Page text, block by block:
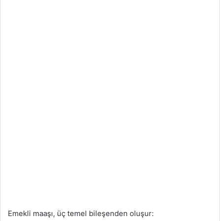
Emekli maaşı, üç temel bileşenden oluşur: